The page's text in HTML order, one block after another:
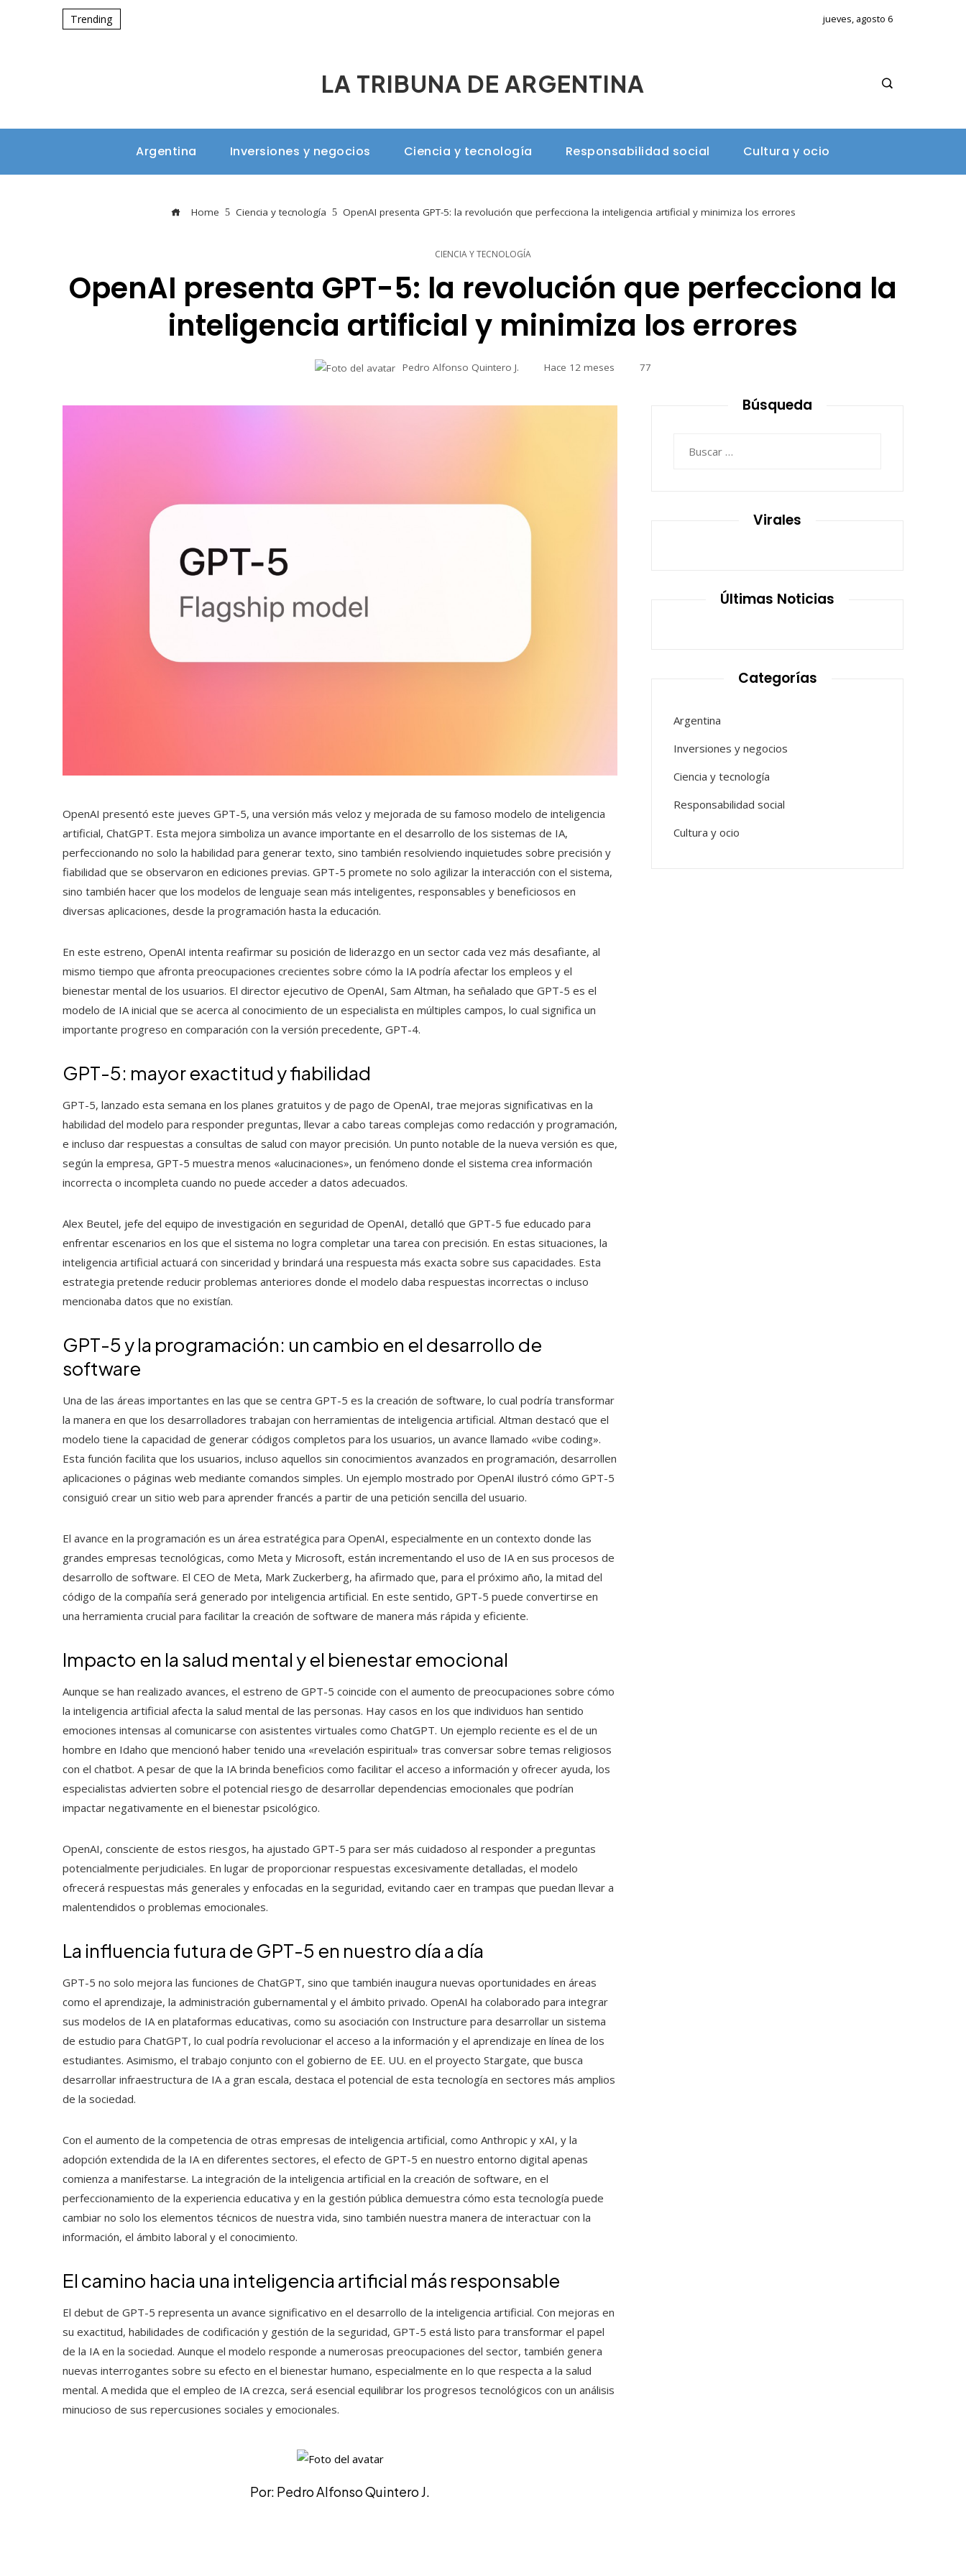
Trending jueves, agosto 6
LA TRIBUNA DE ARGENTINA
Argentina Inversiones y negocios Ciencia y tecnología Responsabilidad social Cultura y ocio
Home Ciencia y tecnología OpenAI presenta GPT-5: la revolución que perfecciona la inteligencia artificial y minimiza los errores
CIENCIA Y TECNOLOGÍA
OpenAI presenta GPT-5: la revolución que perfecciona la
inteligencia artificial y minimiza los errores
Pedro Alfonso Quintero J. Hace 12 meses 77
OpenAI presentó este jueves GPT-5, una versión más veloz y mejorada de su famoso modelo de inteligencia
artificial, ChatGPT. Esta mejora simboliza un avance importante en el desarrollo de los sistemas de IA,
perfeccionando no solo la habilidad para generar texto, sino también resolviendo inquietudes sobre precisión y
fiabilidad que se observaron en ediciones previas. GPT-5 promete no solo agilizar la interacción con el sistema,
sino también hacer que los modelos de lenguaje sean más inteligentes, responsables y beneficiosos en
diversas aplicaciones, desde la programación hasta la educación.
En este estreno, OpenAI intenta reafirmar su posición de liderazgo en un sector cada vez más desafiante, al
mismo tiempo que afronta preocupaciones crecientes sobre cómo la IA podría afectar los empleos y el
bienestar mental de los usuarios. El director ejecutivo de OpenAI, Sam Altman, ha señalado que GPT-5 es el
modelo de IA inicial que se acerca al conocimiento de un especialista en múltiples campos, lo cual significa un
importante progreso en comparación con la versión precedente, GPT-4.
GPT-5: mayor exactitud y fiabilidad
GPT-5, lanzado esta semana en los planes gratuitos y de pago de OpenAI, trae mejoras significativas en la
habilidad del modelo para responder preguntas, llevar a cabo tareas complejas como redacción y programación,
e incluso dar respuestas a consultas de salud con mayor precisión. Un punto notable de la nueva versión es que,
según la empresa, GPT-5 muestra menos «alucinaciones», un fenómeno donde el sistema crea información
incorrecta o incompleta cuando no puede acceder a datos adecuados.
Alex Beutel, jefe del equipo de investigación en seguridad de OpenAI, detalló que GPT-5 fue educado para
enfrentar escenarios en los que el sistema no logra completar una tarea con precisión. En estas situaciones, la
inteligencia artificial actuará con sinceridad y brindará una respuesta más exacta sobre sus capacidades. Esta
estrategia pretende reducir problemas anteriores donde el modelo daba respuestas incorrectas o incluso
mencionaba datos que no existían.
GPT-5 y la programación: un cambio en el desarrollo de
software
Una de las áreas importantes en las que se centra GPT-5 es la creación de software, lo cual podría transformar
la manera en que los desarrolladores trabajan con herramientas de inteligencia artificial. Altman destacó que el
modelo tiene la capacidad de generar códigos completos para los usuarios, un avance llamado «vibe coding».
Esta función facilita que los usuarios, incluso aquellos sin conocimientos avanzados en programación, desarrollen
aplicaciones o páginas web mediante comandos simples. Un ejemplo mostrado por OpenAI ilustró cómo GPT-5
consiguió crear un sitio web para aprender francés a partir de una petición sencilla del usuario.
El avance en la programación es un área estratégica para OpenAI, especialmente en un contexto donde las
grandes empresas tecnológicas, como Meta y Microsoft, están incrementando el uso de IA en sus procesos de
desarrollo de software. El CEO de Meta, Mark Zuckerberg, ha afirmado que, para el próximo año, la mitad del
código de la compañía será generado por inteligencia artificial. En este sentido, GPT-5 puede convertirse en
una herramienta crucial para facilitar la creación de software de manera más rápida y eficiente.
Impacto en la salud mental y el bienestar emocional
Aunque se han realizado avances, el estreno de GPT-5 coincide con el aumento de preocupaciones sobre cómo
la inteligencia artificial afecta la salud mental de las personas. Hay casos en los que individuos han sentido
emociones intensas al comunicarse con asistentes virtuales como ChatGPT. Un ejemplo reciente es el de un
hombre en Idaho que mencionó haber tenido una «revelación espiritual» tras conversar sobre temas religiosos
con el chatbot. A pesar de que la IA brinda beneficios como facilitar el acceso a información y ofrecer ayuda, los
especialistas advierten sobre el potencial riesgo de desarrollar dependencias emocionales que podrían
impactar negativamente en el bienestar psicológico.
OpenAI, consciente de estos riesgos, ha ajustado GPT-5 para ser más cuidadoso al responder a preguntas
potencialmente perjudiciales. En lugar de proporcionar respuestas excesivamente detalladas, el modelo
ofrecerá respuestas más generales y enfocadas en la seguridad, evitando caer en trampas que puedan llevar a
malentendidos o problemas emocionales.
La influencia futura de GPT-5 en nuestro día a día
GPT-5 no solo mejora las funciones de ChatGPT, sino que también inaugura nuevas oportunidades en áreas
como el aprendizaje, la administración gubernamental y el ámbito privado. OpenAI ha colaborado para integrar
sus modelos de IA en plataformas educativas, como su asociación con Instructure para desarrollar un sistema
de estudio para ChatGPT, lo cual podría revolucionar el acceso a la información y el aprendizaje en línea de los
estudiantes. Asimismo, el trabajo conjunto con el gobierno de EE. UU. en el proyecto Stargate, que busca
desarrollar infraestructura de IA a gran escala, destaca el potencial de esta tecnología en sectores más amplios
de la sociedad.
Con el aumento de la competencia de otras empresas de inteligencia artificial, como Anthropic y xAI, y la
adopción extendida de la IA en diferentes sectores, el efecto de GPT-5 en nuestro entorno digital apenas
comienza a manifestarse. La integración de la inteligencia artificial en la creación de software, en el
perfeccionamiento de la experiencia educativa y en la gestión pública demuestra cómo esta tecnología puede
cambiar no solo los elementos técnicos de nuestra vida, sino también nuestra manera de interactuar con la
información, el ámbito laboral y el conocimiento.
El camino hacia una inteligencia artificial más responsable
El debut de GPT-5 representa un avance significativo en el desarrollo de la inteligencia artificial. Con mejoras en
su exactitud, habilidades de codificación y gestión de la seguridad, GPT-5 está listo para transformar el papel
de la IA en la sociedad. Aunque el modelo responde a numerosas preocupaciones del sector, también genera
nuevas interrogantes sobre su efecto en el bienestar humano, especialmente en lo que respecta a la salud
mental. A medida que el empleo de IA crezca, será esencial equilibrar los progresos tecnológicos con un análisis
minucioso de sus repercusiones sociales y emocionales.
Por: Pedro Alfonso Quintero J.
Búsqueda
Virales
Últimas Noticias
Categorías
Argentina
Inversiones y negocios
Ciencia y tecnología
Responsabilidad social
Cultura y ocio